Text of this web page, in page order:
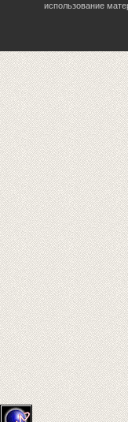
использование